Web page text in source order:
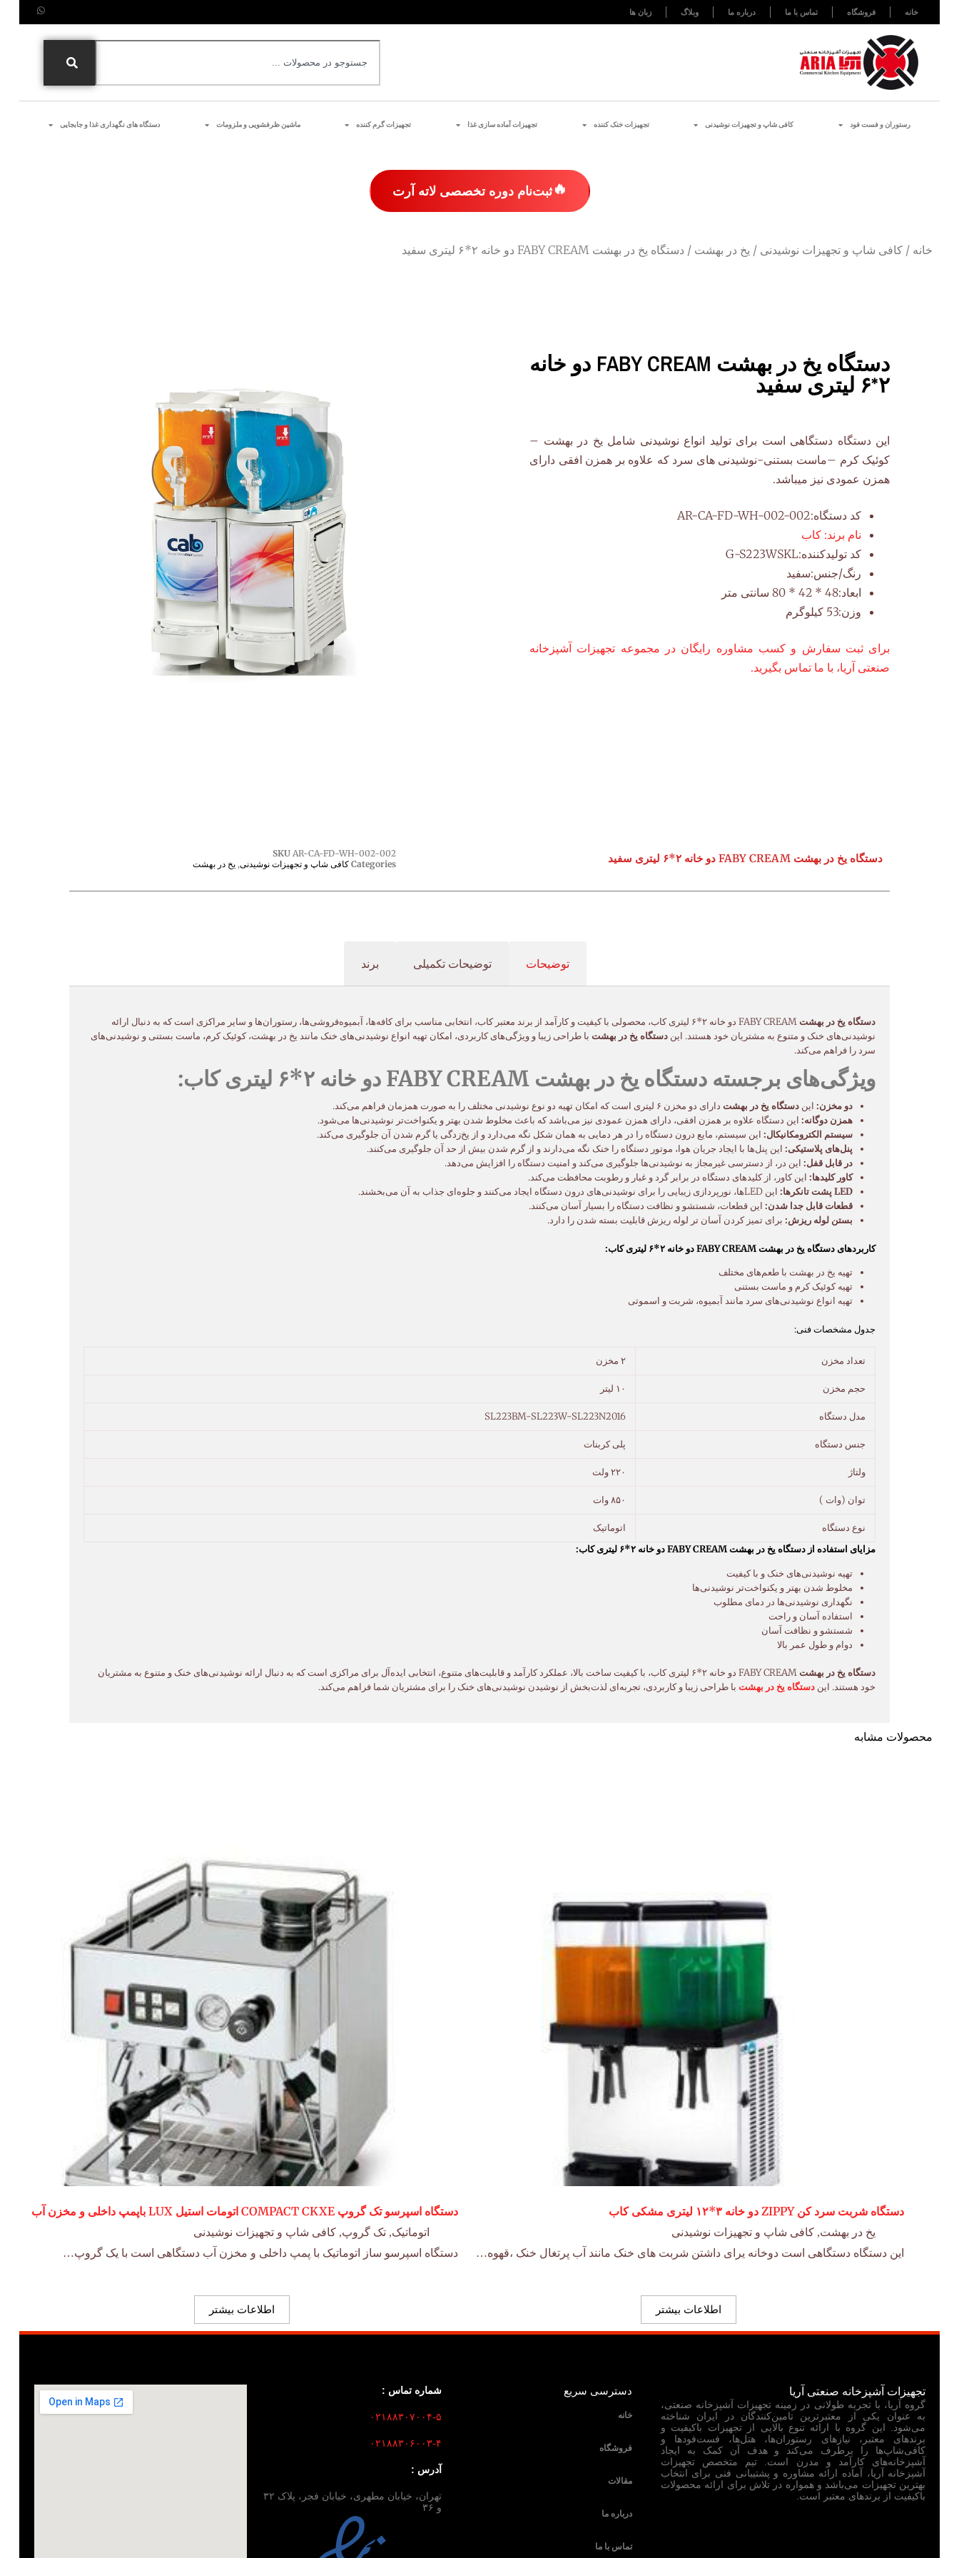
خانه فروشگاه تماس با ما درباره ما وبلاگ زبان ها
رستوران و فست فود کافی شاپ و تجهیزات نوشیدنی تجهیزات خنک کننده تجهیزات آماده سازی غذا تجهیزات گرم کننده ماشین ظرفشویی و ملزومات دستگاه های نگهداری غذا و جابجایی
🔥ثبت‌نام دوره تخصصی لاته آرت
خانه / کافی شاپ و تجهیزات نوشیدنی / یخ در بهشت / دستگاه یخ در بهشت FABY CREAM دو خانه ۲*۶ لیتری سفید
دستگاه یخ در بهشت FABY CREAM دو خانه
۲*۶ لیتری سفید
این دستگاه دستگاهی است برای تولید انواع نوشیدنی شامل یخ در بهشت –
کوئیک کرم –ماست بستنی-نوشیدنی های سرد که علاوه بر همزن افقی دارای
همزن عمودی نیز میباشد.
کد دستگاه:AR-CA-FD-WH-002-002
نام برند: کاب
کد تولیدکننده:G-S223WSKL
رنگ/جنس:سفید
ابعاد:48 * 42 * 80 سانتی متر
وزن:53 کیلوگرم
برای ثبت سفارش و کسب مشاوره رایگان در مجموعه تجهیزات آشپزخانه
صنعتی آریا، با ما تماس بگیرید.
دستگاه یخ در بهشت FABY CREAM دو خانه ۲*۶ لیتری سفید SKU AR-CA-FD-WH-002-002
Categories کافی شاپ و تجهیزات نوشیدنی, یخ در بهشت
توضیحات توضیحات تکمیلی برند
دستگاه یخ در بهشت
FABY CREAM دو خانه ۲*۶ لیتری کاب، محصولی با کیفیت و کارآمد از برند معتبر کاب، انتخابی مناسب برای کافه‌ها، آبمیوه‌فروشی‌ها، رستوران‌ها و سایر مراکزی است که به دنبال ارائه
نوشیدنی‌های خنک و متنوع به مشتریان خود هستند. این دستگاه یخ در بهشتبا طراحی زیبا و ویژگی‌های کاربردی، امکان تهیه انواع نوشیدنی‌های خنک مانند یخ در بهشت، کوئیک کرم، ماست بستنی و نوشیدنی‌های
سرد را فراهم می‌کند.
ویژگی‌های برجسته دستگاه یخ در بهشت FABY CREAM دو خانه ۲*۶ لیتری کاب:
دو مخزن: ایندستگاه یخ در بهشت دارای دو مخزن ۶ لیتری است که امکان تهیه دو نوع نوشیدنی مختلف را به صورت همزمان فراهم می‌کند.
همزن دوگانه: این دستگاه علاوه بر همزن افقی، دارای همزن عمودی نیز می‌باشد که باعث مخلوط شدن بهتر و یکنواخت‌تر نوشیدنی‌ها می‌شود.
سیستم الکترومکانیکال: این سیستم، مایع درون دستگاه را در هر دمایی به همان شکل نگه می‌دارد و از یخ‌زدگی یا گرم شدن آن جلوگیری می‌کند.
پنل‌های پلاستیکی: این پنل‌ها با ایجاد جریان هوا، موتور دستگاه را خنک نگه می‌دارند و از گرم شدن بیش از حد آن جلوگیری می‌کنند.
در قابل قفل: این در، از دسترسی غیرمجاز به نوشیدنی‌ها جلوگیری می‌کند و امنیت دستگاه را افزایش می‌دهد.
کاور کلیدها: این کاور، از کلیدهای دستگاه در برابر گرد و غبار و رطوبت محافظت می‌کند.
LED پشت تانکرها:
این LEDها، نورپردازی زیبایی را برای نوشیدنی‌های درون دستگاه ایجاد می‌کنند و جلوه‌ای جذاب به آن می‌بخشند.
قطعات قابل جدا شدن: این قطعات، شستشو و نظافت دستگاه را بسیار آسان می‌کنند.
بستن لوله ریزش: برای تمیز کردن آسان تر لوله ریزش قابلیت بسته شدن را دارد.
کاربردهای دستگاه یخ در بهشت FABY CREAM دو خانه ۲*۶ لیتری کاب:
تهیه یخ در بهشت با طعم‌های مختلف
تهیه کوئیک کرم و ماست بستنی
تهیه انواع نوشیدنی‌های سرد مانند آبمیوه، شربت و اسموتی
جدول مشخصات فنی:
تعداد مخزن ۲ مخزن
حجم مخزن ۱۰ لیتر
مدل دستگاه SL223BM-SL223W-SL223N2016
جنس دستگاه پلی کربنات
ولتاژ ۲۲۰ ولت
توان (وات ) ۸۵۰ وات
نوع دستگاه
اتوماتیک
مزایای استفاده از دستگاه یخ در بهشت FABY CREAM دو خانه ۲*۶ لیتری کاب:
تهیه نوشیدنی‌های خنک و با کیفیت
مخلوط شدن بهتر و یکنواخت‌تر نوشیدنی‌ها
نگهداری نوشیدنی‌ها در دمای مطلوب
استفاده آسان و راحت
شستشو و نظافت آسان
دوام و طول عمر بالا
دستگاه یخ در بهشت
FABY CREAM دو خانه ۲*۶ لیتری کاب، با کیفیت ساخت بالا، عملکرد کارآمد و قابلیت‌های متنوع، انتخابی ایده‌آل برای مراکزی است که به دنبال ارائه نوشیدنی‌های خنک و متنوع به مشتریان
خود هستند. این دستگاه یخ در بهشتبا طراحی زیبا و کاربردی، تجربه‌ای لذت‌بخش از نوشیدن نوشیدنی‌های خنک را برای مشتریان شما فراهم می‌کند.
محصولات مشابه
دستگاه شربت سرد کن ZIPPY دو خانه ۳*۱۲ لیتری مشکی کاب
یخ در بهشت, کافی شاپ و تجهیزات نوشیدنی
این دستگاه دستگاهی است دوخانه یرای داشتن شربت های خنک مانند آب پرتغال خنک ،قهوه…
اطلاعات بیشتر
دستگاه اسپرسو تک گروپ COMPACT CKXE اتومات استیل LUX باپمپ داخلی و مخزن آب
اتوماتیک, تک گروپ, کافی شاپ و تجهیزات نوشیدنی
دستگاه اسپرسو ساز اتوماتیک با پمپ داخلی و مخزن آب دستگاهی است با یک گروپ…
اطلاعات بیشتر
تجهیزات آشپزخانه صنعتی آریا
گروه آریا، با تجربه طولانی در زمینه تجهیزات آشپزخانه صنعتی،
به عنوان یکی از معتبرترین تامین‌کنندگان در ایران شناخته
می‌شود. این گروه با ارائه تنوع بالایی از تجهیزات باکیفیت و
برندهای معتبر، نیازهای رستوران‌ها، هتل‌ها، فست‌فودها و
کافی‌شاپ‌ها را برطرف می‌کند و هدف آن کمک به ایجاد
آشپزخانه‌های کارآمد و مدرن است. تیم متخصص تجهیزات
آشپزخانه آریا، آماده ارائه مشاوره و پشتیبانی فنی برای انتخاب
بهترین تجهیزات می‌باشد و همواره در تلاش برای ارائه محصولات
باکیفیت از برندهای معتبر است.
دسترسی سریع
خانه
فروشگاه
مقالات
درباره ما
تماس با ما
شماره تماس :
۰۲۱۸۸۳۰۷۰۰۴-۵
۰۲۱۸۸۳۰۶۰۰۳-۴
آدرس :
تهران، خیابان مطهری، خیابان فجر، پلاک ۳۲
و ۳۶